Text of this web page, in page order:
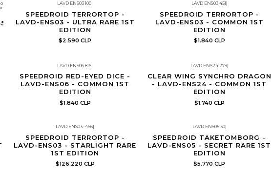
LAVD ENS03 100|
SPEEDROID TERRORTOP -
LAVD-ENS03 - ULTRA RARE 1ST
EDITION
$2.590 CLP
LAVD ENS03 451|
SPEEDROID TERRORTOP -
LAVD-ENS03 - COMMON 1ST
EDITION
$1.840 CLP
LAVD ENS06 816|
SPEEDROID RED-EYED DICE -
LAVD-ENS06 - COMMON 1ST
EDITION
$1.840 CLP
LAVD ENS24 279|
CLEAR WING SYNCHRO DRAGON
- LAVD-ENS24 - COMMON 1ST
EDITION
$1.740 CLP
LAVD ENS03 -466|
SPEEDROID TERRORTOP -
LAVD-ENS03 - STARLIGHT RARE
1ST EDITION
$126.220 CLP
LAVD ENS05 30|
SPEEDROID TAKETOMBORG -
LAVD-ENS05 - SECRET RARE 1ST
EDITION
$5.770 CLP